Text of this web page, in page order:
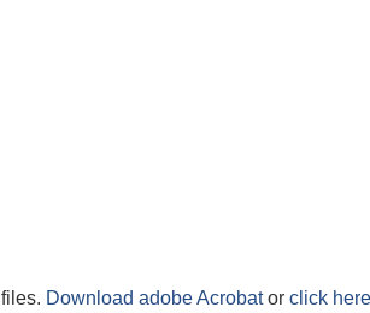
Download adobe Acrobator click